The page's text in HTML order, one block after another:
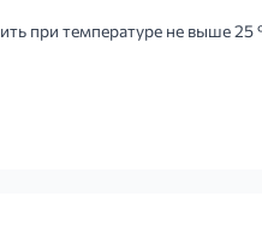
при температуре не выше 25